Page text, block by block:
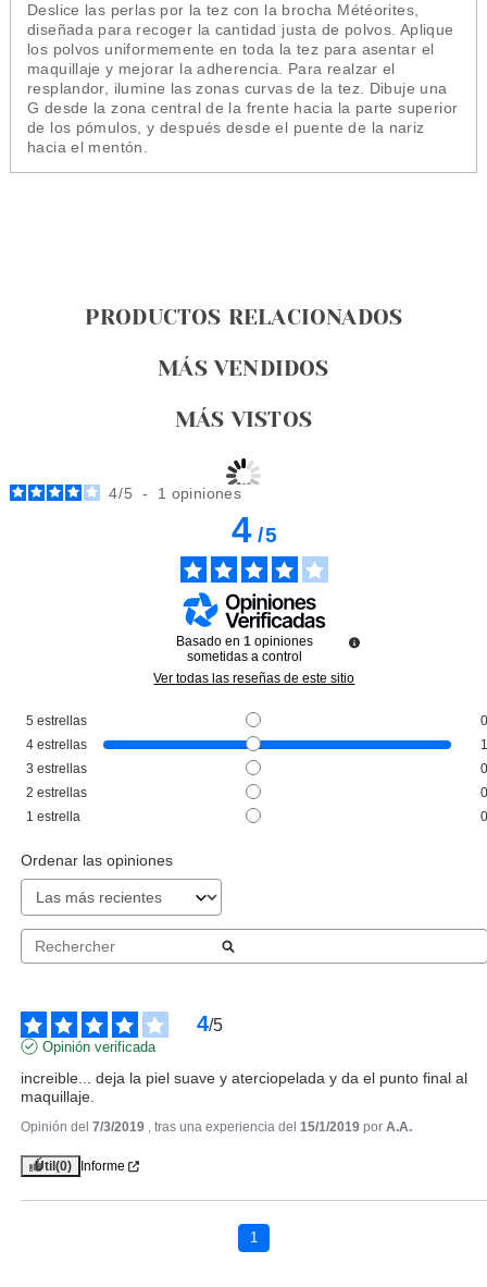
Deslice las perlas por la tez con la brocha Météorites,
diseñada para recoger la cantidad justa de polvos. Aplique
los polvos uniformemente en toda la tez para asentar el
maquillaje y mejorar la adherencia. Para realzar el
resplandor, ilumine las zonas curvas de la tez. Dibuje una
G desde la zona central de la frente hacia la parte superior
de los pómulos, y después desde el puente de la nariz
hacia el mentón.
PRODUCTOS RELACIONADOS
MÁS VENDIDOS
MÁS VISTOS
GUERLAIN
GUERLAIN PARURE GOLD SKIN
MATTE BASE DE MAQUILLAJE
1W WARM DORE
FOND DE TEINT LUMIERE D'OR
IP30 11 PALE ROSE
4/5 - 1 opiniones
4/5
Basado en 1 opiniones
sometidas a control
Ver todas las reseñas de este sitio
5 estrellas
4 estrellas
3 estrellas
2 estrellas
1 estrella
Ordenar las opiniones
4/5
Opinión verificada
increible... deja la piel suave y aterciopelada y da el punto final al
maquillaje.
Opinión del 7/3/2019 , tras una experiencia del 15/1/2019 por A.A.
Útil (0) Informe
1